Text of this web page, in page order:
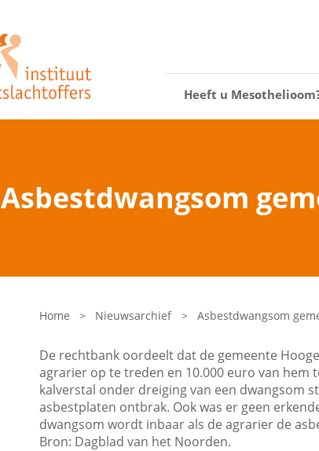
Heeft u
Asbestdwangsom
Home > Nieuwsarchief > Asbestdwangsom
De rechtbank oordeelt dat de gemeente
agrarier op te treden en 10.000 euro van hem
kalverstal onder dreiging van een dwangsom
asbestplaten ontbrak. Ook was er geen
dwangsom wordt inbaar als de agrarier de
Bron: Dagblad van het Noorden.